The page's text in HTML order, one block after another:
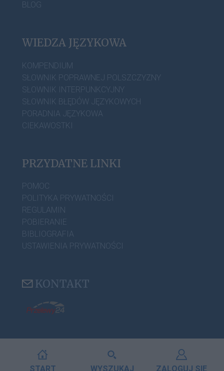
BLOG
WIEDZA JĘZYKOWA
KOMPENDIUM
SŁOWNIK POPRAWNEJ POLSZCZYZNY
SŁOWNIK INTERPUNKCYJNY
SŁOWNIK BŁĘDÓW JĘZYKOWYCH
PORADNIA JĘZYKOWA
CIEKAWOSTKI
PRZYDATNE LINKI
POMOC
POLITYKA PRYWATNOŚCI
REGULAMIN
POBIERANIE
BIBLIOGRAFIA
USTAWIENIA PRYWATNOŚCI
KONTAKT
START WYSZUKAJ ZALOGUJ SIĘ